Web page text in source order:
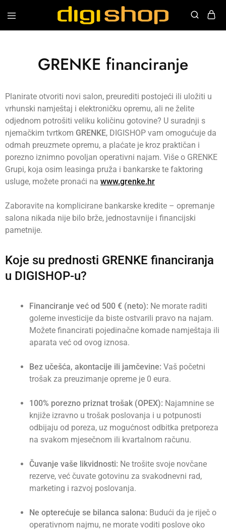
Digishop
Vaša
GRENKE financiranje
Planirate otvoriti novi salon, preurediti postojeći ili uložiti u
vrhunski namještaj i elektroničku opremu, ali ne želite
odjednom potrošiti veliku količinu gotovine? U suradnji s
njemačkim tvrtkom GRENKE, DIGISHOP vam omogućuje da
odmah preuzmete opremu, a plaćate je kroz praktičan i
porezno iznimno povoljan operativni najam. Više o GRENKE
Grupi, koja osim leasinga pruža i bankarske te faktoring
usluge, možete pronaći na www.grenke.hr
Zaboravite na komplicirane bankarske kredite – opremanje
salona nikada nije bilo brže, jednostavnije i financijski
pametnije.
Koje su prednosti GRENKE financiranja
u DIGISHOP-u?
Financiranje već od 500 € (neto): Ne morate raditi
goleme investicije da biste ostvarili pravo na najam.
Možete financirati pojedinačne komade namještaja ili
aparata već od ovog iznosa.
Bez učešća, akontacije ili jamčevine: Vaš početni
trošak za preuzimanje opreme je 0 eura.
100% porezno priznat trošak (OPEX): Najamnine se
knjiže izravno u trošak poslovanja i u potpunosti
odbijaju od poreza, uz mogućnost odbitka pretporeza
na svakom mjesečnom ili kvartalnom računu.
Čuvanje vaše likvidnosti: Ne trošite svoje novčane
rezerve, već čuvate gotovinu za svakodnevni rad,
marketing i razvoj poslovanja.
Ne opterećuje se bilanca salona: Budući da je riječ o
operativnom najmu, ne morate voditi poslove oko